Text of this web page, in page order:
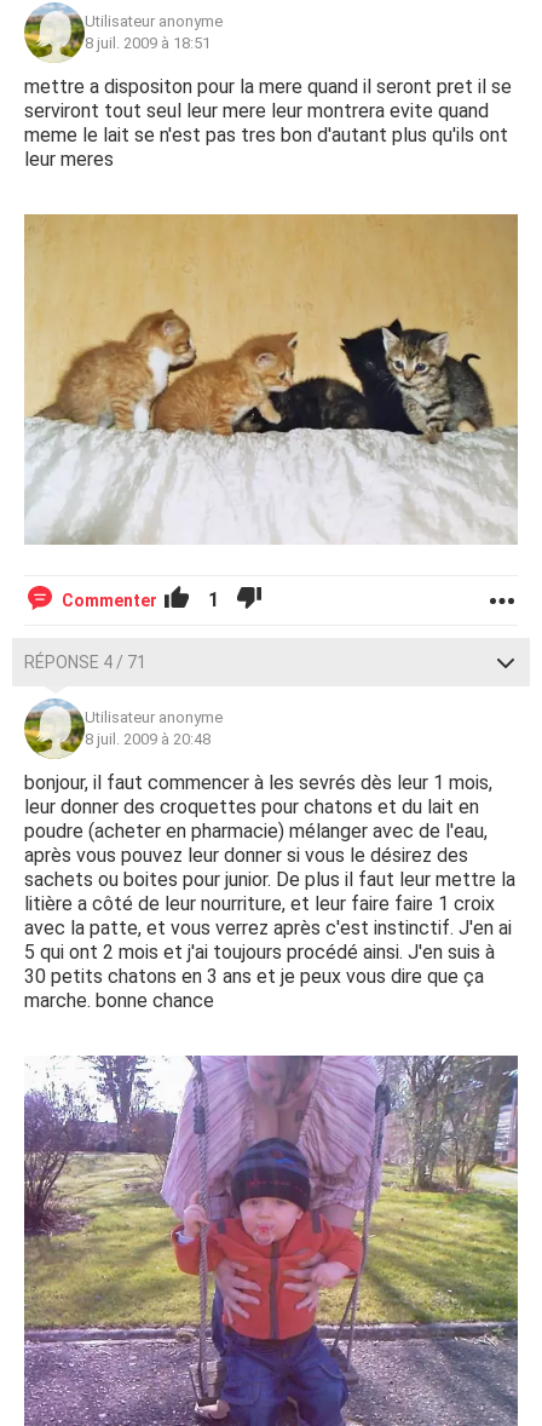
Utilisateur anonyme
8 juil. 2009 à 18:51
mettre a dispositon pour la mere quand il seront pret il se
serviront tout seul leur mere leur montrera evite quand
meme le lait se n'est pas tres bon d'autant plus qu'ils ont
leur meres
Commenter 1
RÉPONSE 4 / 71
Utilisateur anonyme
8 juil. 2009 à 20:48
bonjour, il faut commencer à les sevrés dès leur 1 mois,
leur donner des croquettes pour chatons et du lait en
poudre (acheter en pharmacie) mélanger avec de l'eau,
après vous pouvez leur donner si vous le désirez des
sachets ou boites pour junior. De plus il faut leur mettre la
litière a côté de leur nourriture, et leur faire faire 1 croix
avec la patte, et vous verrez après c'est instinctif. J'en ai
5 qui ont 2 mois et j'ai toujours procédé ainsi. J'en suis à
30 petits chatons en 3 ans et je peux vous dire que ça
marche. bonne chance